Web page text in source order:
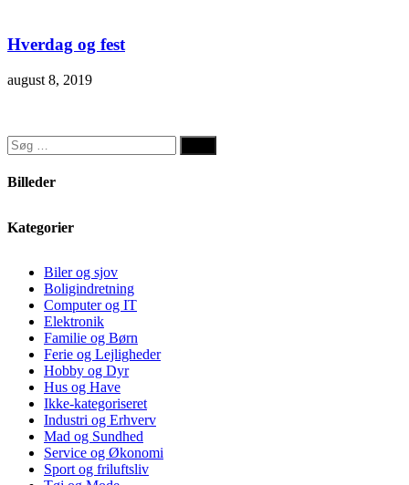
Hverdag og fest
august 8, 2019
Søg
efter:
Billeder
Kategorier
Biler og sjov
Boligindretning
Computer og IT
Elektronik
Familie og Børn
Ferie og Lejligheder
Hobby og Dyr
Hus og Have
Ikke-kategoriseret
Industri og Erhverv
Mad og Sundhed
Service og Økonomi
Sport og friluftsliv